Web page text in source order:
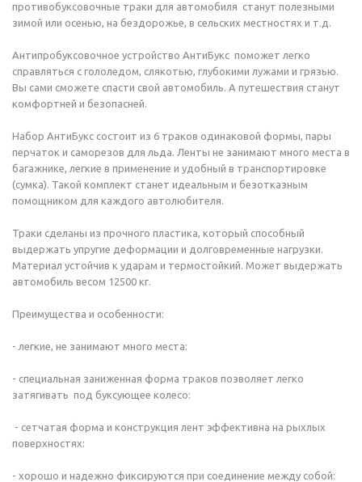
противобуксовочные траки для автомобиля станут полезными
зимой или осенью, на бездорожье, в сельских местностях и т.д.
Антипробуксовочное устройство АнтиБукс поможет легко
справляться с гололедом, слякотью, глубокими лужами и грязью.
Вы сами сможете спасти свой автомобиль. А путешествия станут
комфортней и безопасней.
Набор АнтиБукс состоит из 6 траков одинаковой формы, пары
перчаток и саморезов для льда. Ленты не занимают много места в
багажнике, легкие в применение и удобный в транспортировке
(сумка). Такой комплект станет идеальным и безотказным
помощником для каждого автолюбителя.
Траки сделаны из прочного пластика, который способный
выдержать упругие деформации и долговременные нагрузки.
Материал устойчив к ударам и термостойкий. Может выдержать
автомобиль весом 12500 кг.
Преимущества и особенности:
- легкие, не занимают много места:
- специальная заниженная форма траков позволяет легко
затягивать под буксующее колесо:
- сетчатая форма и конструкция лент эффективна на рыхлых
поверхностях:
- хорошо и надежно фиксируются при соединение между собой: